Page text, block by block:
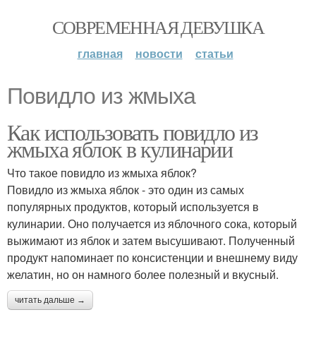
СОВРЕМЕННАЯ ДЕВУШКА
главная новости статьи
Повидло из жмыха
Как использовать повидло из
жмыха яблок в кулинарии
Что такое повидло из жмыха яблок?
Повидло из жмыха яблок - это один из самых
популярных продуктов, который используется в
кулинарии. Оно получается из яблочного сока, который
выжимают из яблок и затем высушивают. Полученный
продукт напоминает по консистенции и внешнему виду
желатин, но он намного более полезный и вкусный.
читать дальше →